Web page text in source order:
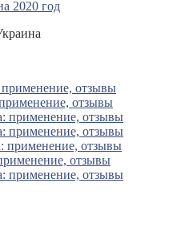
отзывы
отзывы
применение, отзывы
применение, отзывы
применение, отзывы
отзывы
применение, отзывы